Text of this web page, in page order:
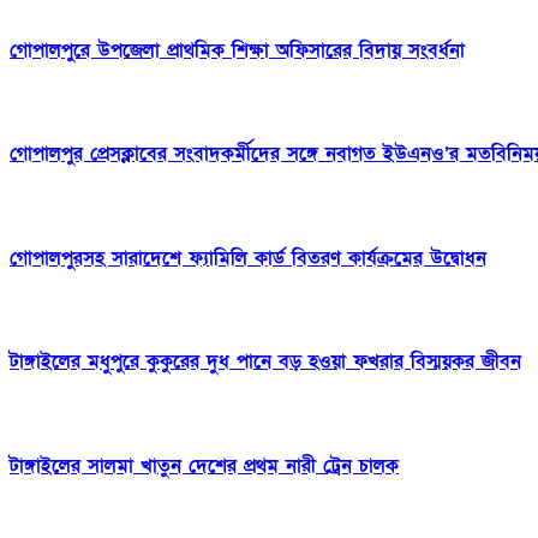
গোপালপুরে উপজেলা প্রাথমিক শিক্ষা অফিসারের বিদায় সংবর্ধনা
গোপালপুর প্রেসক্লাবের সংবাদকর্মীদের সঙ্গে নবাগত ইউএনও’র
গোপালপুরসহ সারাদেশে ফ্যামিলি কার্ড বিতরণ কার্যক্রমের উদ্বোধন
টাঙ্গাইলের মধুপুরে কুকুরের দুধ পানে বড় হওয়া ফখরার বিস্ময়কর জীবন
টাঙ্গাইলের সালমা খাতুন দেশের প্রথম নারী ট্রেন চালক